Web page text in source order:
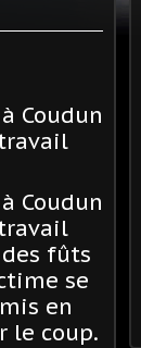
Coudun
Coudun
fûts
se
en
le coup.